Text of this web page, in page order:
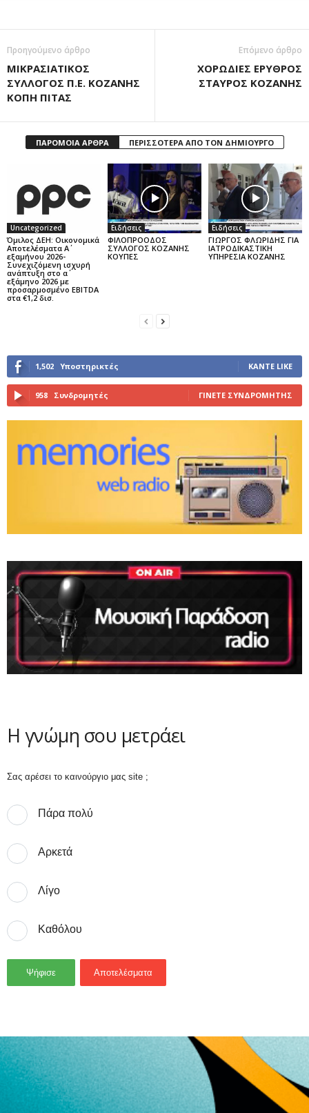
Προηγούμενο άρθρο
ΜΙΚΡΑΣΙΑΤΙΚΟΣ
ΣΥΛΛΟΓΟΣ Π.Ε. ΚΟΖΑΝΗΣ
ΚΟΠΗ ΠΙΤΑΣ
Επόμενο άρθρο
ΧΟΡΩΔΙΕΣ ΕΡΥΘΡΟΣ
ΣΤΑΥΡΟΣ ΚΟΖΑΝΗΣ
ΠΑΡΟΜΟΙΑ ΑΡΘΡΑ ΠΕΡΙΣΣΟΤΕΡΑ ΑΠΟ ΤΟΝ ΔΗΜΙΟΥΡΓΟ
Uncategorized
Όμιλος ΔΕΗ: Οικονομικά
Αποτελέσματα Α΄
εξαμήνου 2026-
Συνεχιζόμενη ισχυρή
ανάπτυξη στο α΄
εξάμηνο 2026 με
προσαρμοσμένο EBITDA
στα €1,2 δισ.
Ειδήσεις
ΦΙΛΟΠΡΟΟΔΟΣ
ΣΥΛΛΟΓΟΣ ΚΟΖΑΝΗΣ
ΚΟΥΠΕΣ
Ειδήσεις
ΓΙΩΡΓΟΣ ΦΛΩΡΙΔΗΣ ΓΙΑ
ΙΑΤΡΟΔΙΚΑΣΤΙΚΗ
ΥΠΗΡΕΣΙΑ ΚΟΖΑΝΗΣ
1,502 Υποστηρικτές ΚΆΝΤΕ LIKE
958 Συνδρομητές ΓΊΝΕΤΕ ΣΥΝΔΡΟΜΗΤΉΣ
Η γνώμη σου μετράει
Σας αρέσει το καινούργιο μας site ;
Πάρα πολύ
Αρκετά
Λίγο
Καθόλου
Ψήφισε Αποτελέσματα
- Advertisement -